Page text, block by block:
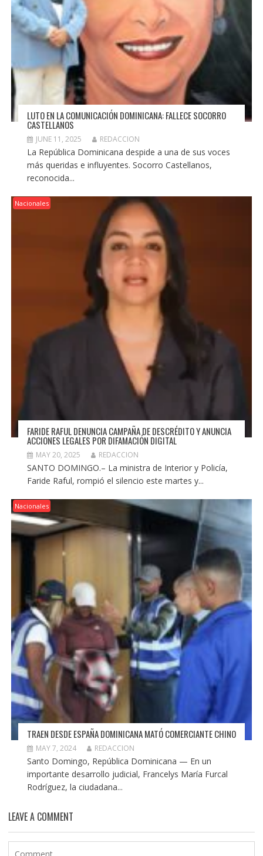
LUTO EN LA COMUNICACIÓN DOMINICANA: FALLECE SOCORRO
CASTELLANOS
JUNE 11, 2025 REDACCION
La República Dominicana despide a una de sus voces
más queridas e influyentes. Socorro Castellanos,
reconocida...
Nacionales
FARIDE RAFUL DENUNCIA CAMPAÑA DE DESCRÉDITO Y ANUNCIA
ACCIONES LEGALES POR DIFAMACIÓN DIGITAL
MAY 20, 2025 REDACCION
SANTO DOMINGO.– La ministra de Interior y Policía,
Faride Raful, rompió el silencio este martes y...
Nacionales
TRAEN DESDE ESPAÑA DOMINICANA MATÓ COMERCIANTE CHINO
MAY 7, 2024 REDACCION
Santo Domingo, República Dominicana — En un
importante desarrollo judicial, Francelys María Furcal
Rodríguez, la ciudadana...
LEAVE A COMMENT